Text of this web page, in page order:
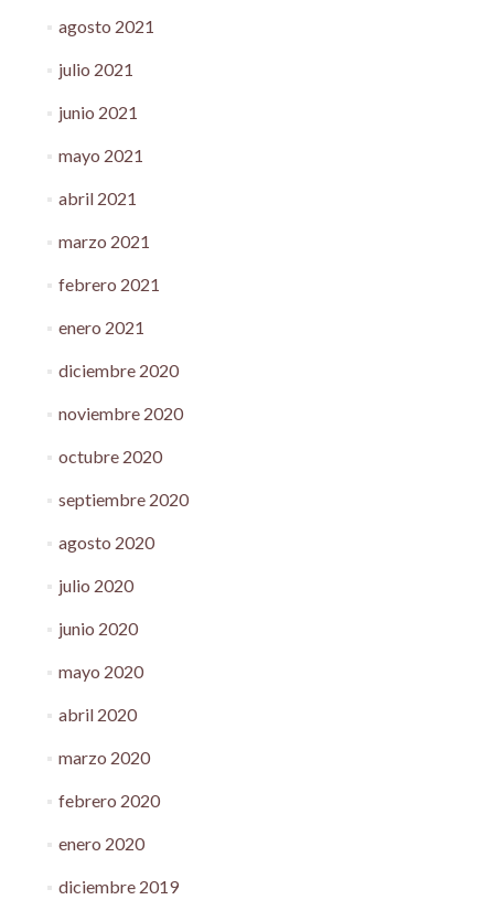
agosto 2021
julio 2021
junio 2021
mayo 2021
abril 2021
marzo 2021
febrero 2021
enero 2021
diciembre 2020
noviembre 2020
octubre 2020
septiembre 2020
agosto 2020
julio 2020
junio 2020
mayo 2020
abril 2020
marzo 2020
febrero 2020
enero 2020
diciembre 2019